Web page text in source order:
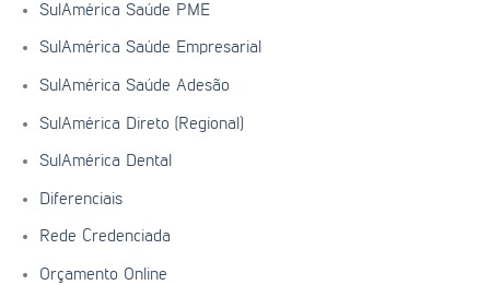
SulAmérica Saúde PME
SulAmérica Saúde Empresarial
SulAmérica Saúde Adesão
SulAmérica Direto (Regional)
SulAmérica Dental
Diferenciais
Rede Credenciada
Orçamento Online